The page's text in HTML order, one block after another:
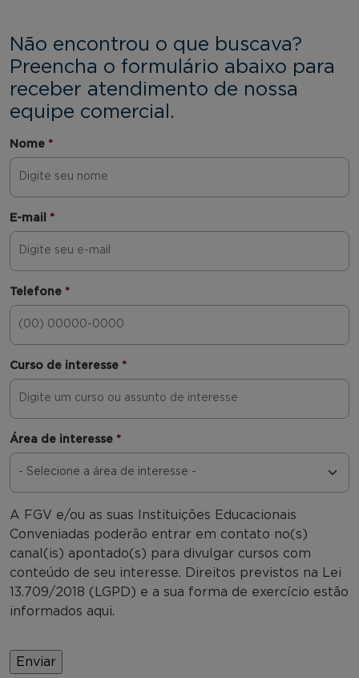
Não encontrou o que buscava?
Preencha o formulário abaixo para
receber atendimento de nossa
equipe comercial.
Nome *
E-mail *
Telefone *
Curso de interesse *
Área de interesse *
A FGV e/ou as suas Instituições Educacionais
Conveniadas poderão entrar em contato no(s)
canal(is) apontado(s) para divulgar cursos com
conteúdo de seu interesse. Direitos previstos na Lei
13.709/2018 (LGPD) e a sua forma de exercício estão
informados aqui.